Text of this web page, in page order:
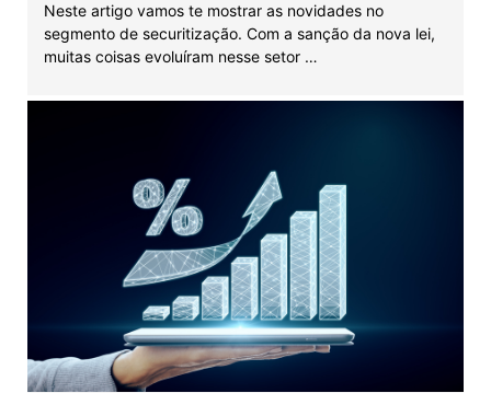
Neste artigo vamos te mostrar as novidades no
segmento de securitização. Com a sanção da nova lei,
muitas coisas evoluíram nesse setor …